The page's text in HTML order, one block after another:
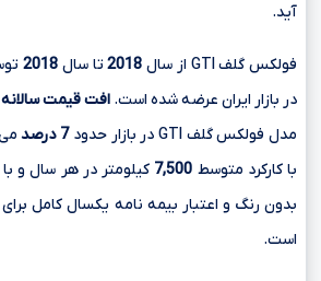
آید.
فولکس گلف GTI از سال 2018تا سال 2018
در بازار ایران عرضه شده است. افت قیمت سالانه
مدل فولکس گلف GTI در بازار حدود
7 درصد
می
با کارکرد متوسط 7,500 کیلومتر در هر سال و
بدون رنگ و اعتبار بیمه نامه یکسال کامل
است.